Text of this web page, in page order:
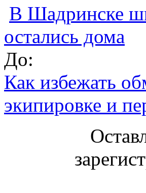
В Шадринске
остались дома
До:
Как избежать
экипировке и